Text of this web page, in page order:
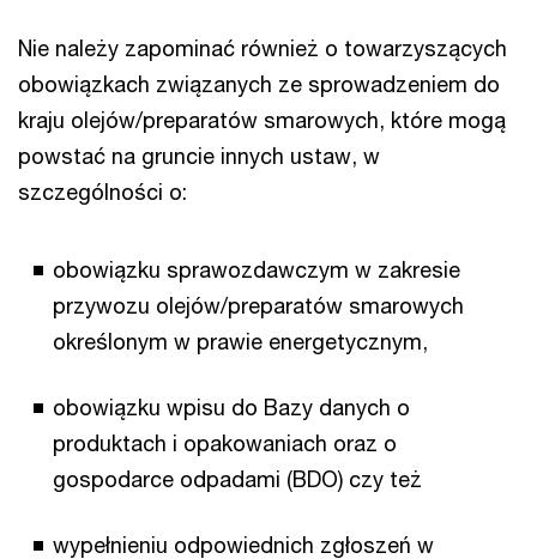
Nie należy zapominać również o towarzyszących
obowiązkach związanych ze sprowadzeniem do
kraju olejów/preparatów smarowych, które mogą
powstać na gruncie innych ustaw, w
szczególności o:
obowiązku sprawozdawczym w zakresie
przywozu olejów/preparatów smarowych
określonym w prawie energetycznym,
obowiązku wpisu do Bazy danych o
produktach i opakowaniach oraz o
gospodarce odpadami (BDO) czy też
wypełnieniu odpowiednich zgłoszeń w